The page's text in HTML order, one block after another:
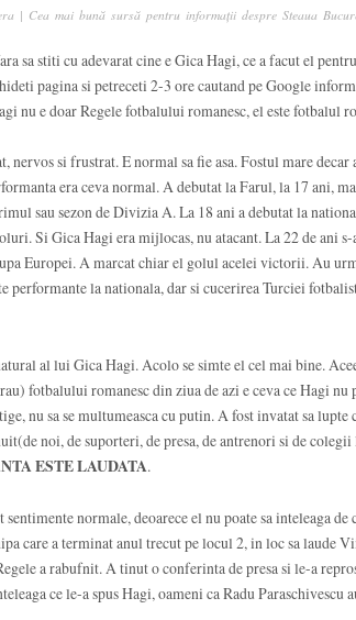
| Cea mai bună sursă pentru informații despre Steaua
sa stiti cu adevarat cine e Gica Hagi, ce a facut el
pagina si petreceti 2-3 ore cautand pe Google
nu e doar Regele fotbalului romanesc, el este fotbalul
nervos si frustrat. E normal sa fie asa. Fostul mare
era ceva normal. A debutat la Farul, la 17 ani,
sau sezon de Divizia A. La 18 ani a debutat la
Si Gica Hagi era mijlocas, nu atacant. La 22 de ani
Europei. A marcat chiar el golul acelei victorii. Au
performante la nationala, dar si cucerirea Turciei
al lui Gica Hagi. Acolo se simte el cel mai bine.
fotbalului romanesc din ziua de azi e ceva ce Hagi nu
nu sa se multumeasca cu putin. A fost invatat sa
noi, de suporteri, de presa, de antrenori si de
ESTE LAUDATA.
normale, deoarece el nu poate sa inteleaga de
care a terminat anul trecut pe locul 2, in loc sa laude
a rabufnit. A tinut o conferinta de presa si le-a
ce le-a spus Hagi, oameni ca Radu Paraschivescu